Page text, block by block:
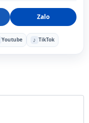
Zalo
Youtube ♪ TikTok